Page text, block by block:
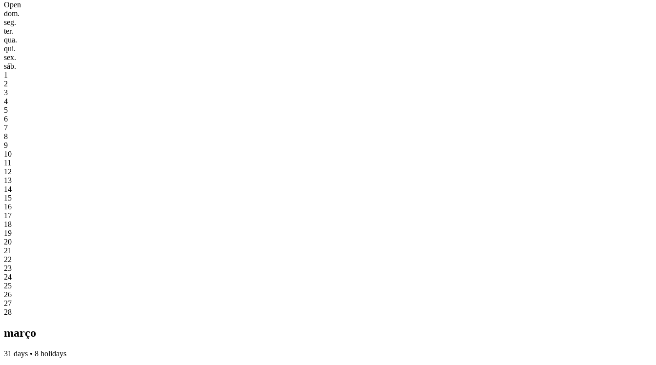
Open
dom.
seg.
ter.
qua.
qui.
sex.
sáb.
1
2
3
4
5
6
7
8
9
10
11
12
13
14
15
16
17
18
19
20
21
22
23
24
25
26
27
28
março
31 days • 8 holidays